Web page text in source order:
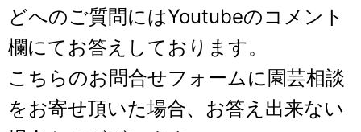
どへのご質問にはYoutubeのコメント
欄にてお答えしております。
こちらのお問合せフォームに園芸相談
をお寄せ頂いた場合、お答え出来ない